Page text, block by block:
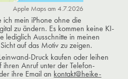
Apple Maps am 4.7.2026
ich mein iPhone ohne die
zu ändern. Es kommen keine KI-
lediglich Ausschnitte in meinen
auf das Motiv zu zeigen.
Druck kaufen oder leihen
ihren Anruf unter der Telefon-
ihre Email an kontakt@heike-